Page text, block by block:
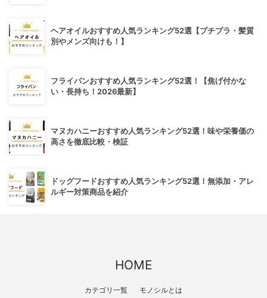
ヘアオイルおすすめ人気ランキング52選【プチプラ・髪質
別やメンズ向けも！】
フライパンおすすめ人気ランキング52選！【焦げ付かな
い・長持ち！2026最新】
マヌカハニーおすすめ人気ランキング52選！味や栄養価の
高さを徹底比較・検証
ドッグフードおすすめ人気ランキング52選！無添加・アレ
ルギー対策商品を紹介
HOME
カテゴリ一覧 モノシルとは